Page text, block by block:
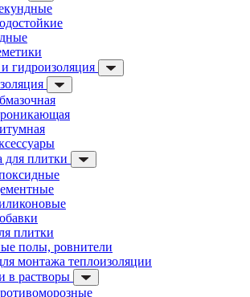
гидроизоляция
для плитки
плитки
полы, ровнители
монтажа теплоизоляции
в растворы